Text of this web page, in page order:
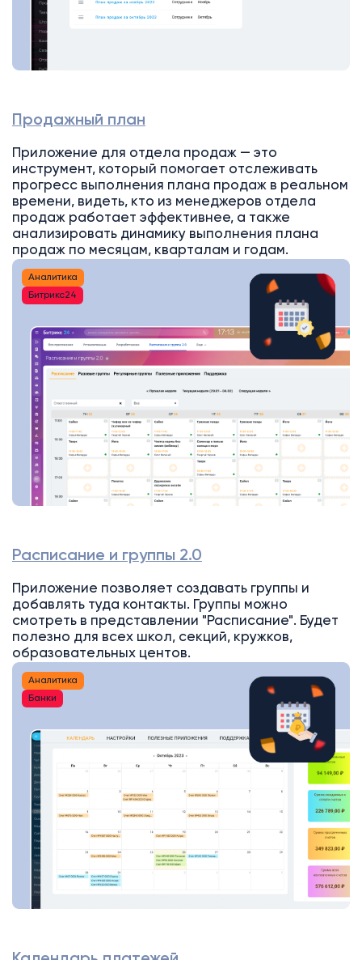
Продажный план
Приложение для отдела продаж — это
инструмент, который помогает отслеживать
прогресс выполнения плана продаж в реальном
времени, видеть, кто из менеджеров отдела
продаж работает эффективнее, а также
анализировать динамику выполнения плана
продаж по месяцам, кварталам и годам.
Аналитика
Битрикс24
Расписание и группы 2.0
Приложение позволяет создавать группы и
добавлять туда контакты. Группы можно
смотреть в представлении "Расписание". Будет
полезно для всех школ, секций, кружков,
образовательных центов.
Аналитика
Банки